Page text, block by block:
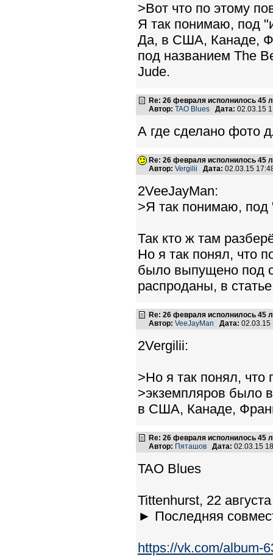
>Вот что по этому
Я так понимаю, под
Да, в США, Канаде,
под названием The
Jude.
Re: 26 февраля исполнилось 45
Автор: TAO Blues Дата: 02.03.15
А где сделано фото
Re: 26 февраля исполнилось 45
Автор: Vergilii Дата: 02.03.15
2VeeJayMan:
>Я так понимаю, под
Так кто ж там
Но я так понял, что
было выпущено под
распроданы, в
Re: 26 февраля исполнилось 45
Автор: VeeJayMan Дата:
2Vergilii:
>Но я так понял, что
>экземпляров было
в США, Канаде,
Re: 26 февраля исполнилось 45
Автор: Пяташов Дата: 02.03.15
TAO Blues
Tittenhurst, 22
► Последняя
https://vk.com/album-